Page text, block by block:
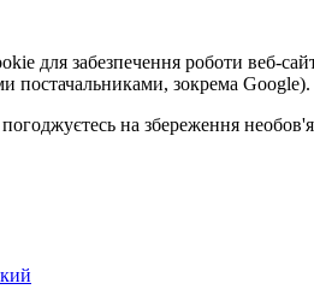
для забезпечення роботи веб-
постачальниками, зокрема
на збереження